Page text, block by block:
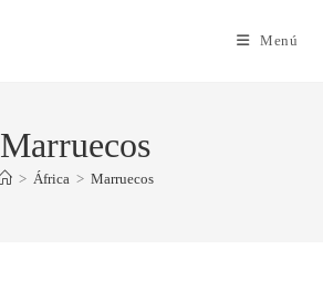
Menú
Marruecos
> África > Marruecos